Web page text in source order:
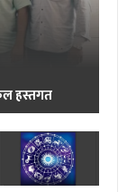
हस्तगत